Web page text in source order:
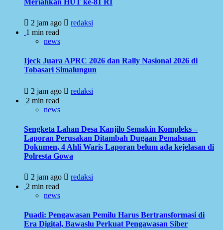
2 jam ago
redaksi
1 min read
news
Ijeck Juara APRC 2026 dan Rally Nasional 2026 di
Tobasari Simalungun
2 jam ago
redaksi
2 min read
news
Sengketa Lahan Desa Kanjilo Semakin Kompleks –
Laporan Perusakan Ditambah Dugaan Pemalsuan
Dokumen, 4 Ahli Waris Laporan belum ada kejelasan di
Polresta Gowa
2 jam ago
redaksi
2 min read
news
Puadi: Pengawasan Pemilu Harus Bertransformasi di
Era Digital, Bawaslu Perkuat Pengawasan Siber